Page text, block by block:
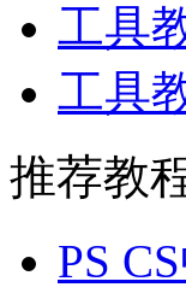
工具
工具
推荐教
PS